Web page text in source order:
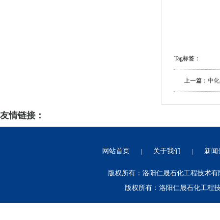
Tag标签：
上一篇： 中
友情链接：
网站首页 关于我们 新闻
版权所有：洛阳仁晟石化工程技术
版权所有：洛阳仁晟石化工程